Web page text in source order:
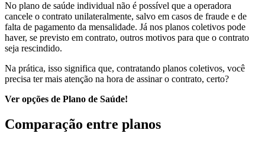
No plano de saúde individual não é possível que a operadora
cancele o contrato unilateralmente, salvo em casos de fraude e de
falta de pagamento da mensalidade. Já nos planos coletivos pode
haver, se previsto em contrato, outros motivos para que o contrato
seja rescindido.
Na prática, isso significa que, contratando planos coletivos, você
precisa ter mais atenção na hora de assinar o contrato, certo?
Ver opções de Plano de Saúde!
Comparação entre planos